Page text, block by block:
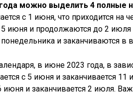
можно выделить 4 полные
с 1 июня, что приходится на
5 июня и продолжаются до 2
понедельника и заканчиваются
в июне 2023 года, в
с 5 июня и заканчивается
июня и заканчивается 2 июля.